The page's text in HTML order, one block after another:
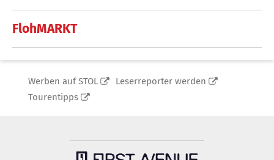
FlohMARKT
Werben auf STOL
Leserreporter werden
Tourentipps